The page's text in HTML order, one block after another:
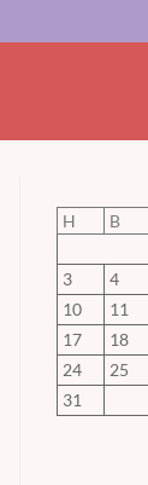
H B
3
4
10
11
17
18
24
25
31